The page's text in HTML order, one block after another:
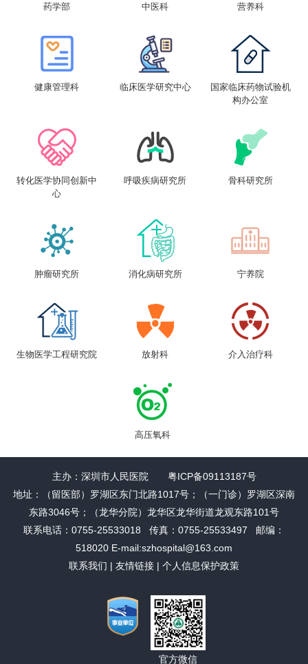
药学部 中医科 营养科
健康管理科 临床医学研究中心
国家临床药物试验机
构办公室
转化医学协同创新中
心
呼吸疾病研究所 骨科研究所
肿瘤研究所 消化病研究所 宁养院
生物医学工程研究院 放射科 介入治疗科
高压氧科
主办：深圳市人民医院 粤ICP备09113187号
地址：（留医部）罗湖区东门北路1017号；（一门诊）罗湖区深南
东路3046号；（龙华分院）龙华区龙华街道龙观东路101号
联系电话：0755-25533018 传真：0755-25533497 邮编：
518020 E-mail:szhospital@163.com
联系我们 | 友情链接 | 个人信息保护政策
官方微信